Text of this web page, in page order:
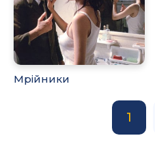
Мрійники
1